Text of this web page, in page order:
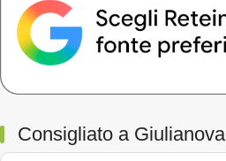
Consigliato a Giulianova